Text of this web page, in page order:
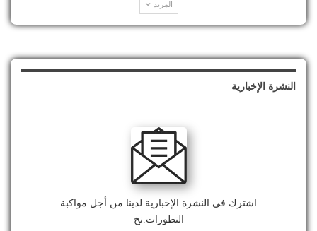
المزيد
النشرة الإخبارية
اشترك في النشرة الإخبارية لدينا من أجل مواكبة
التطورات.نخ